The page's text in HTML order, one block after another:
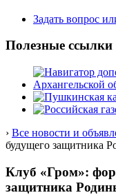
Задать вопрос
Полезные ссылки
› Все новости и
будущего защитника
Клуб «Гром»:
защитника